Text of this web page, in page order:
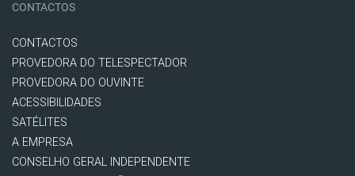
CONTACTOS
CONTACTOS
PROVEDORA DO TELESPECTADOR
PROVEDORA DO OUVINTE
ACESSIBILIDADES
SATÉLITES
A EMPRESA
CONSELHO GERAL INDEPENDENTE